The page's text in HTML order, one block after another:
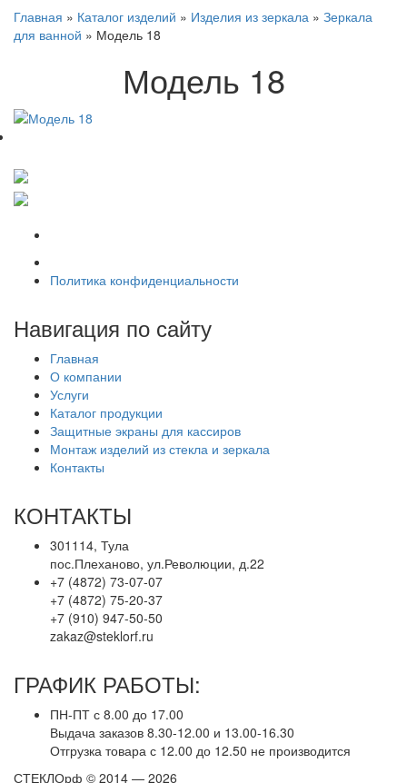
Главная » Каталог изделий » Изделия из зеркала » Зеркала
для ванной » Модель 18
Модель 18
Политика конфиденциальности
Навигация по сайту
Главная
О компании
Услуги
Каталог продукции
Защитные экраны для кассиров
Монтаж изделий из стекла и зеркала
Контакты
КОНТАКТЫ
301114, Тула
пос.Плеханово, ул.Революции, д.22
+7 (4872) 73-07-07
+7 (4872) 75-20-37
+7 (910) 947-50-50
zakaz@steklorf.ru
ГРАФИК РАБОТЫ:
ПН-ПТ с 8.00 до 17.00
Выдача заказов 8.30-12.00 и 13.00-16.30
Отгрузка товара с 12.00 до 12.50 не производится
СТЕКЛОрф © 2014 — 2026